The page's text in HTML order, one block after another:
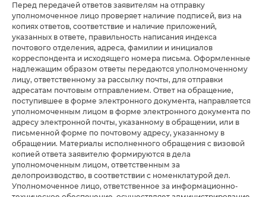
Перед передачей ответов заявителям на отправку
уполномоченное лицо проверяет наличие подписей, виз на
копиях ответов, соответствие и наличие приложений,
указанных в ответе, правильность написания индекса
почтового отделения, адреса, фамилии и инициалов
корреспондента и исходящего номера письма. Оформленные
надлежащим образом ответы передаются уполномоченному
лицу, ответственному за рассылку почты, для отправки
адресатам почтовым отправлением. Ответ на обращение,
поступившее в форме электронного документа, направляется
уполномоченным лицом в форме электронного документа по
адресу электронной почты, указанному в обращении, или в
письменной форме по почтовому адресу, указанному в
обращении. Материалы исполненного обращения с визовой
копией ответа заявителю формируются в дела
уполномоченным лицом, ответственным за
делопроизводство, в соответствии с номенклатурой дел.
Уполномоченное лицо, ответственное за информационно-